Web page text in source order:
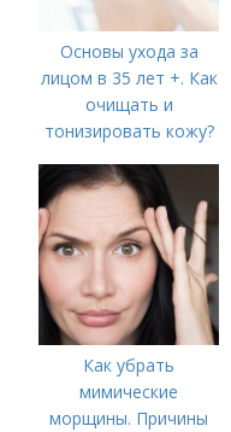
Основы ухода за
лицом в 35 лет +. Как
очищать и
тонизировать кожу?
Как убрать
мимические
морщины. Причины